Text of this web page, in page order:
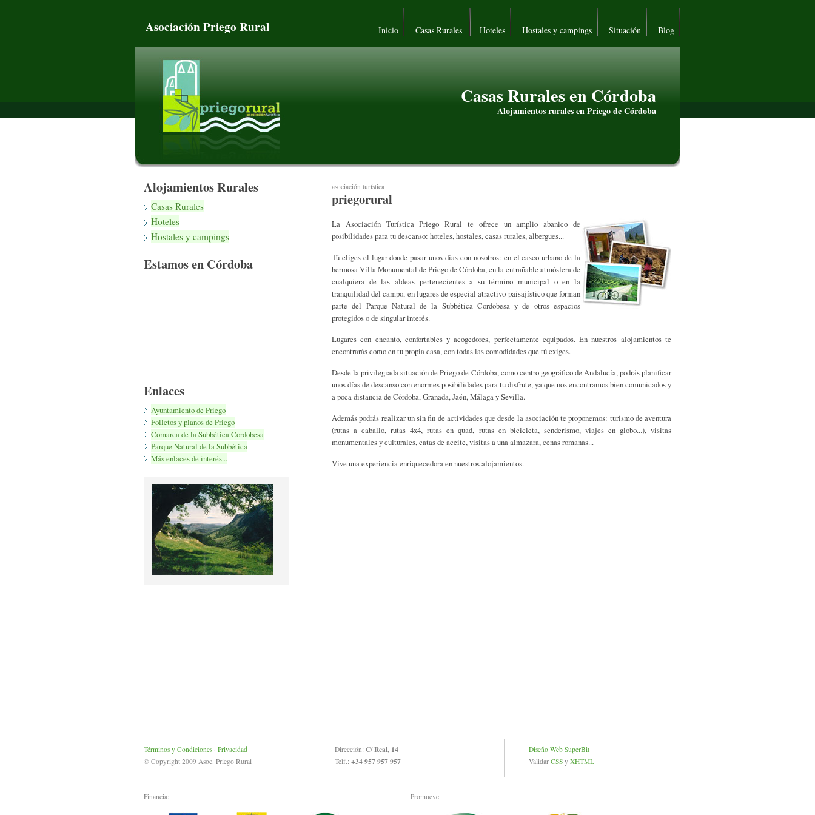
Asociación Priego Rural Inicio Casas Rurales Hoteles Hostales y campings Situación Blog
Casas Rurales en Córdoba
Alojamientos rurales en Priego de Córdoba
Alojamientos Rurales
Casas Rurales
Hoteles
Hostales y campings
Estamos en Córdoba
Enlaces
Ayuntamiento de Priego
Folletos y planos de Priego
Comarca de la Subbética Cordobesa
Parque Natural de la Subbética
Más enlaces de interés...
asociación turística
priegorural
La Asociación Turística Priego Rural te ofrece un amplio abanico de
posibilidades para tu descanso: hoteles, hostales, casas rurales, albergues...
Tú eliges el lugar donde pasar unos días con nosotros: en el casco urbano de la
hermosa Villa Monumental de Priego de Córdoba, en la entrañable atmósfera de
cualquiera de las aldeas pertenecientes a su término municipal o en la
tranquilidad del campo, en lugares de especial atractivo paisajístico que forman
parte del Parque Natural de la Subbética Cordobesa y de otros espacios
protegidos o de singular interés.
Lugares con encanto, confortables y acogedores, perfectamente equipados. En nuestros alojamientos te
encontrarás como en tu propia casa, con todas las comodidades que tú exiges.
Desde la privilegiada situación de Priego de Córdoba, como centro geográfico de Andalucía, podrás planificar
unos días de descanso con enormes posibilidades para tu disfrute, ya que nos encontramos bien comunicados y
a poca distancia de Córdoba, Granada, Jaén, Málaga y Sevilla.
Además podrás realizar un sin fin de actividades que desde la asociación te proponemos: turismo de aventura
(rutas a caballo, rutas 4x4, rutas en quad, rutas en bicicleta, senderismo, viajes en globo...), visitas
monumentales y culturales, catas de aceite, visitas a una almazara, cenas romanas...
Vive una experiencia enriquecedora en nuestros alojamientos.
Términos y Condiciones · Privacidad
© Copyright 2009 Asoc. Priego Rural
Dirección: C/ Real, 14
Telf.: +34 957 957 957
Diseño Web SuperBit
Validar CSS y XHTML
Financia: Promueve: